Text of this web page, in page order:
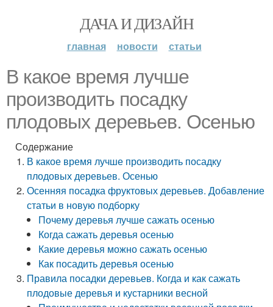
ДАЧА И ДИЗАЙН
главная новости статьи
В какое время лучше
производить посадку
плодовых деревьев. Осенью
Содержание
В какое время лучше производить посадку
плодовых деревьев. Осенью
Осенняя посадка фруктовых деревьев. Добавление
статьи в новую подборку
Почему деревья лучше сажать осенью
Когда сажать деревья осенью
Какие деревья можно сажать осенью
Как посадить деревья осенью
Правила посадки деревьев. Когда и как сажать
плодовые деревья и кустарники весной